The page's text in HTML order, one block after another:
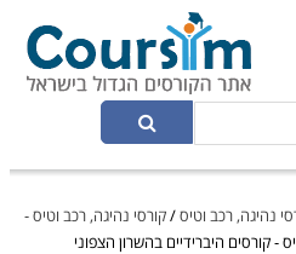
נהיגה, רכב וטיס/קורסי נהיגה, רכב וטיס -
- קורסים היברידיים בהשרון הצפוני